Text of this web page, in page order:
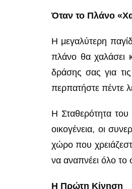
Όταν το Πλάνο
Η μεγαλύτερη
πλάνο θα χαλάσει
δράσης σας για
περπατήστε πέντε
Η Σταθερότητα
οικογένεια, οι
χώρο που
να αναπνέει όλο το
Η Πρώτη Κίνηση